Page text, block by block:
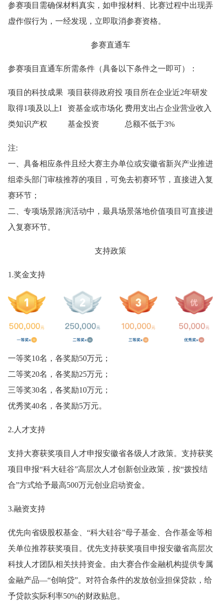
参赛项目需确保材料真实，如申报材料、比赛过程中出现弄
虚作假行为，一经发现，立即取消参赛资格。
参赛直通车
参赛项目直通车所需条件（具备以下条件之一即可）：
项目的科技成果
取得1项及以上I
类知识产权
项目获得政府投
资基金或市场化
基金投资
项目所在企业近2年研发
费用支出占企业营业收入
总额不低于3%
注:
一、具备相应条件且经大赛主办单位或安徽省新兴产业推进
组牵头部门审核推荐的项目，可免去初赛环节，直接进入复
赛环节；
二、专项场景路演活动中，最具场景落地价值项目可直接进
入复赛环节。
支持政策
1.奖金支持
一等奖10名，各奖励50万元；
二等奖20名，各奖励25万元；
三等奖30名，各奖励10万元；
优秀奖40名，各奖励5万元。
2.人才支持
支持大赛获奖项目人才申报安徽省各级人才政策。支持获奖
项目申报“科大硅谷”高层次人才创新创业政策，按“拨投结
合”方式给予最高500万元创业启动资金。
3.融资支持
优先向省级股权基金、“科大硅谷”母子基金、合作基金等相
关单位推荐获奖项目。优先支持获奖项目申报安徽省高层次
科技人才团队相关扶持资金。由大赛合作金融机构提供专属
金融产品—“创响贷”。对符合条件的发放创业担保贷款，给
予贷款实际利率50%的财政贴息。